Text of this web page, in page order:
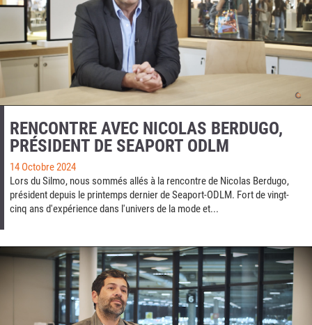
RENCONTRE AVEC NICOLAS BERDUGO,
PRÉSIDENT DE SEAPORT ODLM
14 Octobre 2024
Lors du Silmo, nous sommés allés à la rencontre de Nicolas Berdugo,
président depuis le printemps dernier de Seaport-ODLM. Fort de vingt-
cinq ans d'expérience dans l'univers de la mode et...